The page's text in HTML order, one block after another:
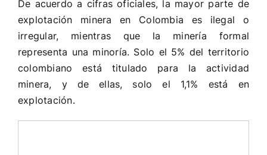
De acuerdo a cifras oficiales, la mayor parte de
explotación minera en Colombia es ilegal o
irregular, mientras que la minería formal
representa una minoría. Solo el 5% del territorio
colombiano está titulado para la actividad
minera, y de ellas, solo el 1,1% está en
explotación.